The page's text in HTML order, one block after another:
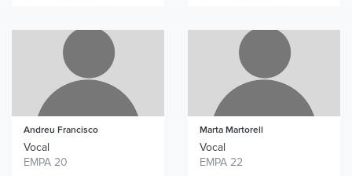
Andreu Francisco
Vocal
EMPA 20
Marta Martorell
Vocal
EMPA 22